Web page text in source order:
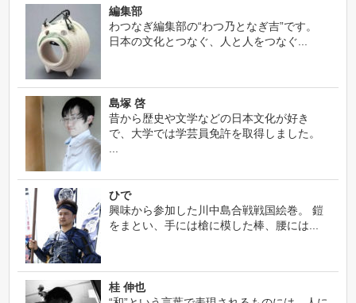
編集部
わつなぎ編集部の“わつ乃となぎ吉”です。
日本の文化とつなぐ、人と人をつなぐ...
島塚 啓
昔から歴史や文学などの日本文化が好き
で、大学では学芸員免許を取得しました。
ひで
興味から参加した川中島合戦戦国絵巻。 鎧
をまとい、手には槍に模した棒、腰には...
桂 伸也